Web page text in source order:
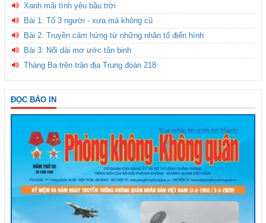
Xanh mãi tình yêu bầu trời
Bài 1: Tổ 3 người - xưa mà không cũ
Bài 2: Truyền cảm hứng từ những nhân tố điển hình
Bài 3: Nối dài mơ ước tân binh
Tháng Ba trên trận địa Trung đoàn 218
ĐỌC BÁO IN